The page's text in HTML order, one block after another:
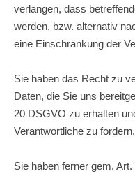
verlangen, dass
werden, bzw. alternativ
eine Einschränkung der
Sie haben das Recht zu
Daten, die Sie uns
20 DSGVO zu erhalten
Verantwortliche zu fordern.
Sie haben ferner gem.